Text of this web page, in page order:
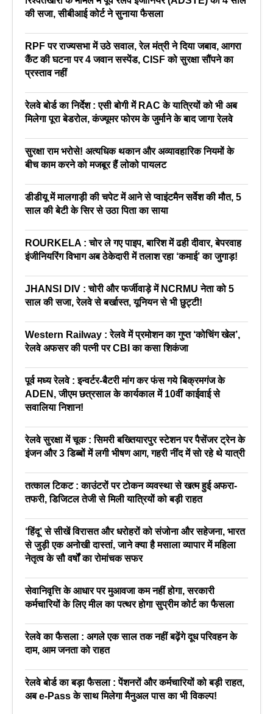
की सजा, सीबीआई कोर्ट ने सुनाया फैसला
RPF पर राज्यसभा में उठे सवाल, रेल मंत्री ने दिया जबाव, आगरा
कैंट की घटना पर 4 जवान सस्पेंड, CISF को सुरक्षा सौंपने का
प्रस्ताव नहीं
रेलवे बोर्ड का निर्देश : एसी बोगी में RAC के यात्रियों को भी अब
मिलेगा पूरा बेडरोल, कंज्यूमर फोरम के जुर्माने के बाद जागा रेलवे
सुरक्षा राम भरोसे! अत्यधिक थकान और अव्यावहारिक नियमों के
बीच काम करने को मजबूर हैं लोको पायलट
डीडीयू में मालगाड़ी की चपेट में आने से प्वाइंटमैन सर्वेश की मौत, 5
साल की बेटी के सिर से उठा पिता का साया
ROURKELA : चोर ले गए पाइप, बारिश में ढही दीवार, बेपरवाह
इंजीनियरिंग विभाग अब ठेकेदारी में तलाश रहा ‘कमाई’ का जुगाड़!
JHANSI DIV : चोरी और फर्जीवाड़े में NCRMU नेता को 5
साल की सजा, रेलवे से बर्खास्त, यूनियन से भी छुट्टी!
Western Railway : रेलवे में प्रमोशन का गुप्त ‘कोचिंग खेल’,
रेलवे अफसर की पत्नी पर CBI का कसा शिकंजा
पूर्व मध्य रेलवे : इन्वर्टर-बैटरी मांग कर फंस गये बिक्रमगंज के
ADEN, जीएम छत्रसाल के कार्यकाल में 10वीं काईवाई से
सवालिया निशान!
रेलवे सुरक्षा में चूक : सिमरी बख्तियारपुर स्टेशन पर पैसेंजर ट्रेन के
इंजन और 3 डिब्बों में लगी भीषण आग, गहरी नींद में सो रहे थे यात्री
तत्काल टिकट : काउंटरों पर टोकन व्यवस्था से खत्म हुई अफरा-
तफरी, डिजिटल तेजी से मिली यात्रियों को बड़ी राहत
‘हिंदू’ से सीखें विरासत और धरोहरों को संजोना और सहेजना, भारत
से जुड़ी एक अनोखी दास्तां, जाने क्या है मसाला व्यापार में महिला
नेतृत्व के सौ वर्षों का रोमांचक सफर
सेवानिवृत्ति के आधार पर मुआवजा कम नहीं होगा, सरकारी
कर्मचारियों के लिए मील का पत्थर होगा सुप्रीम कोर्ट का फैसला
रेलवे का फैसला : अगले एक साल तक नहीं बढ़ेंगे दूध परिवहन के
दाम, आम जनता को राहत
रेलवे बोर्ड का बड़ा फैसला : पेंशनरों और कर्मचारियों को बड़ी राहत,
अब e-Pass के साथ मिलेगा मैनुअल पास का भी विकल्प!